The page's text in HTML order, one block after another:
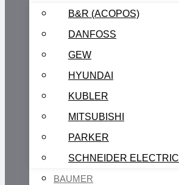
B&R (ACOPOS)
DANFOSS
GEW
HYUNDAI
KUBLER
MITSUBISHI
PARKER
SCHNEIDER ELECTRIC
BAUMER